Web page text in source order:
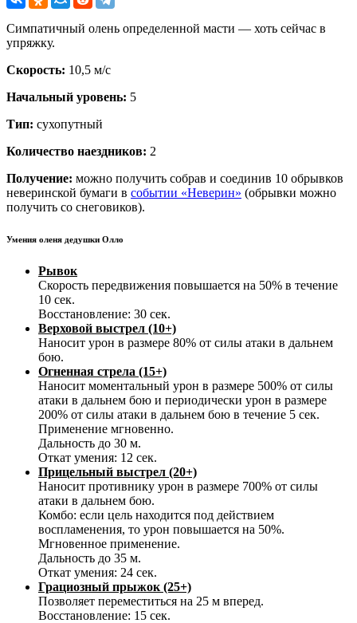
Симпатичный олень определенной масти — хоть сейчас в
упряжку.
Скорость: 10,5 м/с
Начальный уровень: 5
Тип: сухопутный
Количество наездников: 2
Получение: можно получить собрав и соединив 10 обрывков
неверинской бумаги в событии «Неверин» (обрывки можно
получить со снеговиков).
Умения оленя дедушки Олло
Рывок
Скорость передвижения повышается на 50% в течение
10 сек.
Восстановление: 30 сек.
Верховой выстрел (10+)
Наносит урон в размере 80% от силы атаки в дальнем
бою.
Огненная стрела (15+)
Наносит моментальный урон в размере 500% от силы
атаки в дальнем бою и периодически урон в размере
200% от силы атаки в дальнем бою в течение 5 сек.
Применение мгновенно.
Дальность до 30 м.
Откат умения: 12 сек.
Прицельный выстрел (20+)
Наносит противнику урон в размере 700% от силы
атаки в дальнем бою.
Комбо: если цель находится под действием
воспламенения, то урон повышается на 50%.
Мгновенное применение.
Дальность до 35 м.
Откат умения: 24 сек.
Грациозный прыжок (25+)
Позволяет переместиться на 25 м вперед.
Восстановление: 15 сек.